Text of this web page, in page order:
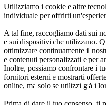
Utilizziamo i cookie e altre
individuale per offrirti
A tal fine, raccogliamo dati sui
e sui dispositivi che utilizzano.
ottimizzare continuamente il
e contenuti personalizzati e per
Inoltre, possiamo confrontare i
fornitori esterni e mostrarti
online, ma solo se utilizzi già i
Prima di dare il tuo consenso, ti